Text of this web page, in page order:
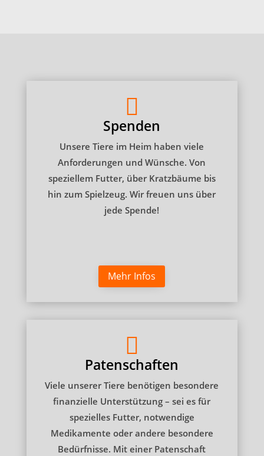

Spenden
Unsere Tiere im Heim haben viele
Anforderungen und Wünsche. Von
speziellem Futter, über Kratzbäume bis
hin zum Spielzeug. Wir freuen uns über
jede Spende!
Mehr Infos

Patenschaften
Viele unsererTiere benötigen besondere
finanzielle Unterstützung –seiesfür
spezielles Futter, notwendige
Medikamente oder andere besondere
Bedürfnisse. Mit einer Patenschaft